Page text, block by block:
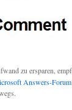
zu ersparen,
Answers-Forum